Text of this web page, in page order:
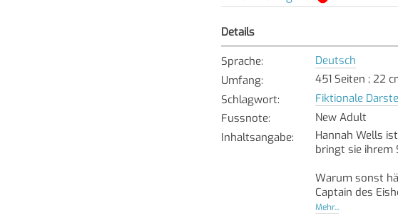
Details
Sprache:
Deutsch
Umfang:
451 Seiten ; 22
Schlagwort: Fiktionale
Fussnote:
New Adult
Inhaltsangabe:
Hannah Wells
bringt sie ihrem
Warum sonst
Captain des
Mehr...